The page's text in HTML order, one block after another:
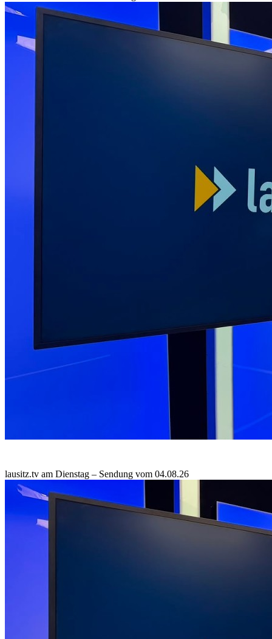
lausitz.tv am Dienstag – Sendung vom 04.08.26